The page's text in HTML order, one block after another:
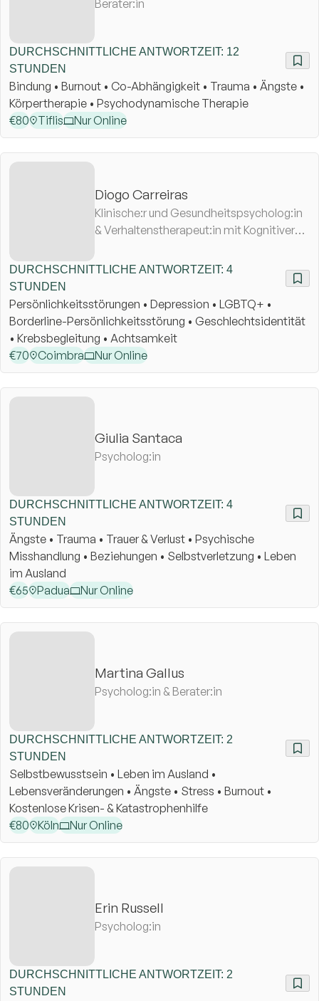
Berater:in
DURCHSCHNITTLICHE ANTWORTZEIT: 12
STUNDEN
Bindung • Burnout • Co-Abhängigkeit • Trauma • Ängste •
Körpertherapie • Psychodynamische Therapie
€80 Tiflis Nur Online
Diogo Carreiras
Klinische:r und Gesundheitspsycholog:in
& Verhaltenstherapeut:in mit Kognitiver
DURCHSCHNITTLICHE ANTWORTZEIT: 4
STUNDEN
Persönlichkeitsstörungen • Depression • LGBTQ+ •
Borderline-Persönlichkeitsstörung • Geschlechtsidentität
• Krebsbegleitung • Achtsamkeit
€70 Coimbra Nur Online
Giulia Santaca
Psycholog:in
DURCHSCHNITTLICHE ANTWORTZEIT: 4
STUNDEN
Ängste • Trauma • Trauer & Verlust • Psychische
Misshandlung • Beziehungen • Selbstverletzung • Leben
im Ausland
€65 Padua Nur Online
Martina Gallus
Psycholog:in & Berater:in
DURCHSCHNITTLICHE ANTWORTZEIT: 2
STUNDEN
Selbstbewusstsein • Leben im Ausland •
Lebensveränderungen • Ängste • Stress • Burnout •
Kostenlose Krisen- & Katastrophenhilfe
€80 Köln Nur Online
Erin Russell
Psycholog:in
DURCHSCHNITTLICHE ANTWORTZEIT: 2
STUNDEN